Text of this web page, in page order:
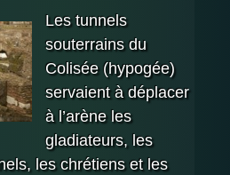
Les tunnels
souterrains du
Colisée (hypogée)
servaient à déplacer
à l’arène les
gladiateurs, les
les chrétiens et les